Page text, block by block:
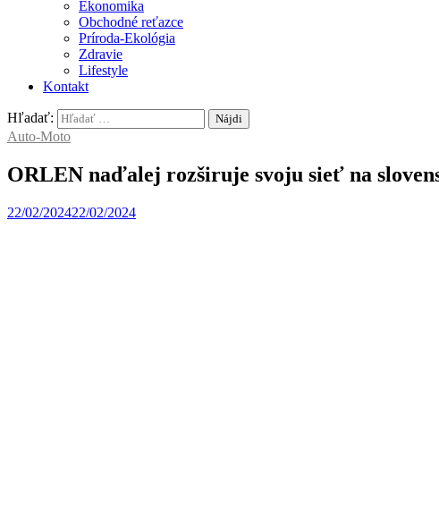
Ekonomika
Obchodné reťazce
Príroda-Ekológia
Zdravie
Lifestyle
Kontakt
Hľadať:
Auto-Moto
ORLEN naďalej rozširuje svoju sieť na
22/02/202422/02/2024